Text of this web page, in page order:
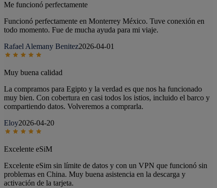
Me funcionó perfectamente
Funcionó perfectamente en Monterrey México. Tuve conexión en
todo momento. Fue de mucha ayuda para mi viaje.
Rafael Alemany Benitez2026-04-01
Muy buena calidad
La compramos para Egipto y la verdad es que nos ha funcionado
muy bien. Con cobertura en casi todos los istios, incluido el barco y
compartiendo datos. Volveremos a comprarla.
Eloy2026-04-20
Excelente eSiM
Excelente eSim sin límite de datos y con un VPN que funcionó sin
problemas en China. Muy buena asistencia en la descarga y
activación de la tarjeta.